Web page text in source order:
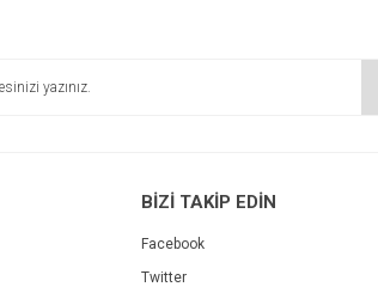
BİZİ TAKİP EDİN
Facebook
Twitter